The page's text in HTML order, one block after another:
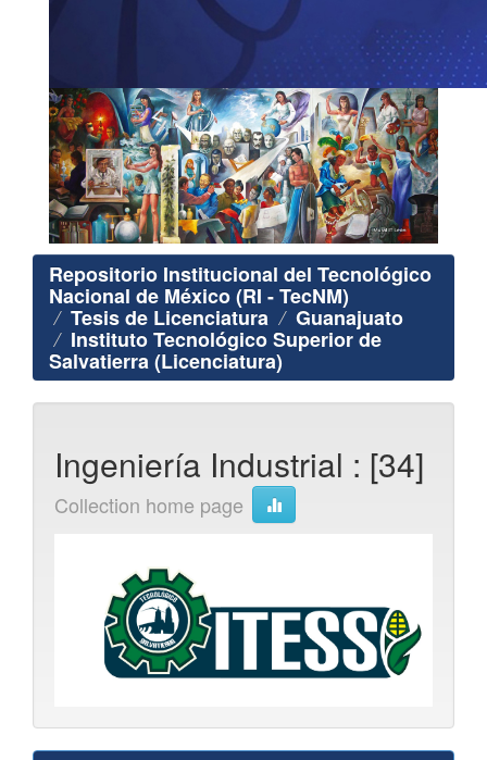
Repositorio Institucional del Tecnológico
Nacional de México (RI - TecNM)
Tesis de Licenciatura Guanajuato
Instituto Tecnológico Superior de
Salvatierra (Licenciatura)
Ingeniería Industrial : [34]
Collection home page